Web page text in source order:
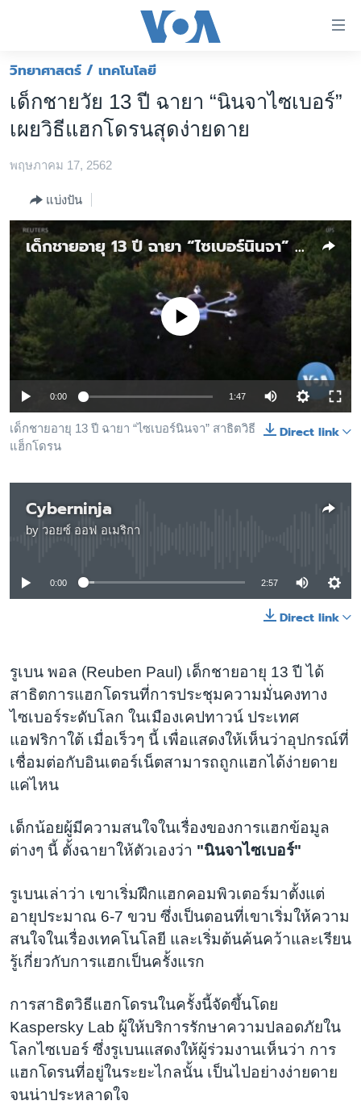
ต่อ
ข้าม
ไป
เนื้อหา
ข้าม
หลัก
ข้าม
การ
ค้นหา
หน้าหลัก
โลก
เอเชีย
สหรัฐฯ
ไทย
ธุรกิจ
วิทยาศาสตร์
สังคมและสุขภาพ
ไลฟ์สไตล์
ตรวจสอบข่าว
เรียนรู้ภาษาอังกฤษ
พอดคาสต์
ติดตามเรา
เลือกภาษา
วิทยาศาสตร์ / เทคโนโลยี
เด็กชายวัย 13 ปี ฉายา “นินจาไซเบอร์”
เผยวิธีแฮกโดรนสุดง่ายดาย
พฤษภาคม 17, 2562
แบ่งปัน
เด็กชายอายุ 13 ปี ฉายา “ไซเบอร์นินจา” สาธิตวิธีแฮ็กโดรน
No media source currently available
0:00 1:47
Direct link
เด็กชายอายุ 13 ปี ฉายา “ไซเบอร์นินจา” สาธิตวิธี
แฮ็กโดรน
Cyberninja
by วอยซ์ ออฟ อเมริกา
No media source currently available
0:00 2:57
Direct link
รูเบน พอล (Reuben Paul) เด็กชายอายุ 13 ปี ได้
สาธิตการแฮกโดรนที่การประชุมความมั่นคงทาง
ไซเบอร์ระดับโลก ในเมืองเคปทาวน์ ประเทศ
แอฟริกาใต้ เมื่อเร็วๆ นี้ เพื่อแสดงให้เห็นว่าอุปกรณ์ที่
เชื่อมต่อกับอินเตอร์เน็ตสามารถถูกแฮกได้ง่ายดาย
แค่ไหน
เด็กน้อยผู้มีความสนใจในเรื่องของการแฮกข้อมูล
ต่างๆ นี้ ตั้งฉายาให้ตัวเองว่า "นินจาไซเบอร์"
รูเบนเล่าว่า เขาเริ่มฝึกแฮกคอมพิวเตอร์มาตั้งแต่
อายุประมาณ 6-7 ขวบ ซึ่งเป็นตอนที่เขาเริ่มให้ความ
สนใจในเรื่องเทคโนโลยี และเริ่มต้นค้นคว้าและเรียน
รู้เกี่ยวกับการแฮกเป็นครั้งแรก
การสาธิตวิธีแฮกโดรนในครั้งนี้จัดขึ้นโดย
Kaspersky Lab ผู้ให้บริการรักษาความปลอดภัยใน
โลกไซเบอร์ ซึ่งรูเบนแสดงให้ผู้ร่วมงานเห็นว่า การ
แฮกโดรนที่อยู่ในระยะไกลนั้น เป็นไปอย่างง่ายดาย
จนน่าประหลาดใจ